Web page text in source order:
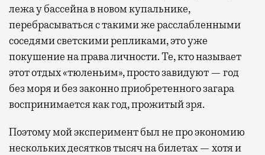
лежа у бассейна в новом купальнике,
перебрасываться с такими же расслабленными
соседями светскими репликами, это уже
покушение на права личности. Те, кто называет
этот отдых «тюленьим», просто завидуют — год
без моря и без законно приобретенного загара
воспринимается как год, прожитый зря.
Поэтому мой эксперимент был не про экономию
нескольких десятков тысяч на билетах — хотя и